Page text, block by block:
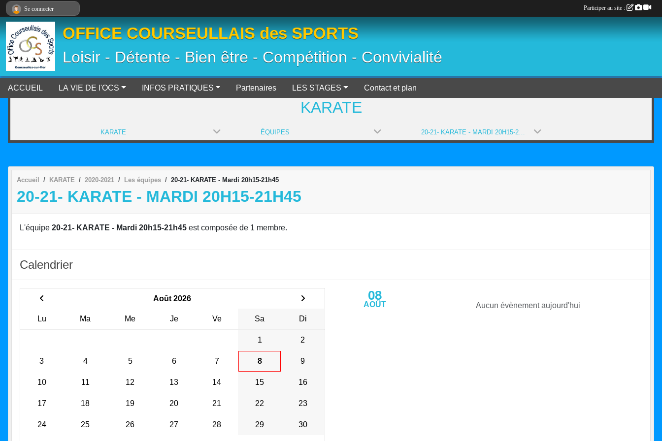
OFFICE COURSEULLAIS des SPORTS
Loisir - Détente - Bien être - Compétition - Convivialité
ACCUEIL LA VIE DE l'OCS INFOS PRATIQUES Partenaires LES STAGES Contact et plan
KARATE
KARATE ÉQUIPES 20-21- KARATE - MARDI 20H15-21H45 (SAISON 2020-2021)
Accueil KARATE 2020-2021 Les équipes 20-21- KARATE - Mardi 20h15-21h45
20-21- KARATE - MARDI 20H15-21H45
L'équipe 20-21- KARATE - Mardi 20h15-21h45 est composée de 1 membre.
Calendrier
Août 2026
Lu Ma Me Je Ve Sa Di
1 2
3 4 5 6 7 8 9
10 11 12 13 14 15 16
17 18 19 20 21 22 23
24 25 26 27 28 29 30
08
AOÛT Aucun évènement aujourd'hui
Se connecter Participer au site :
Panneau de gestion des cookies